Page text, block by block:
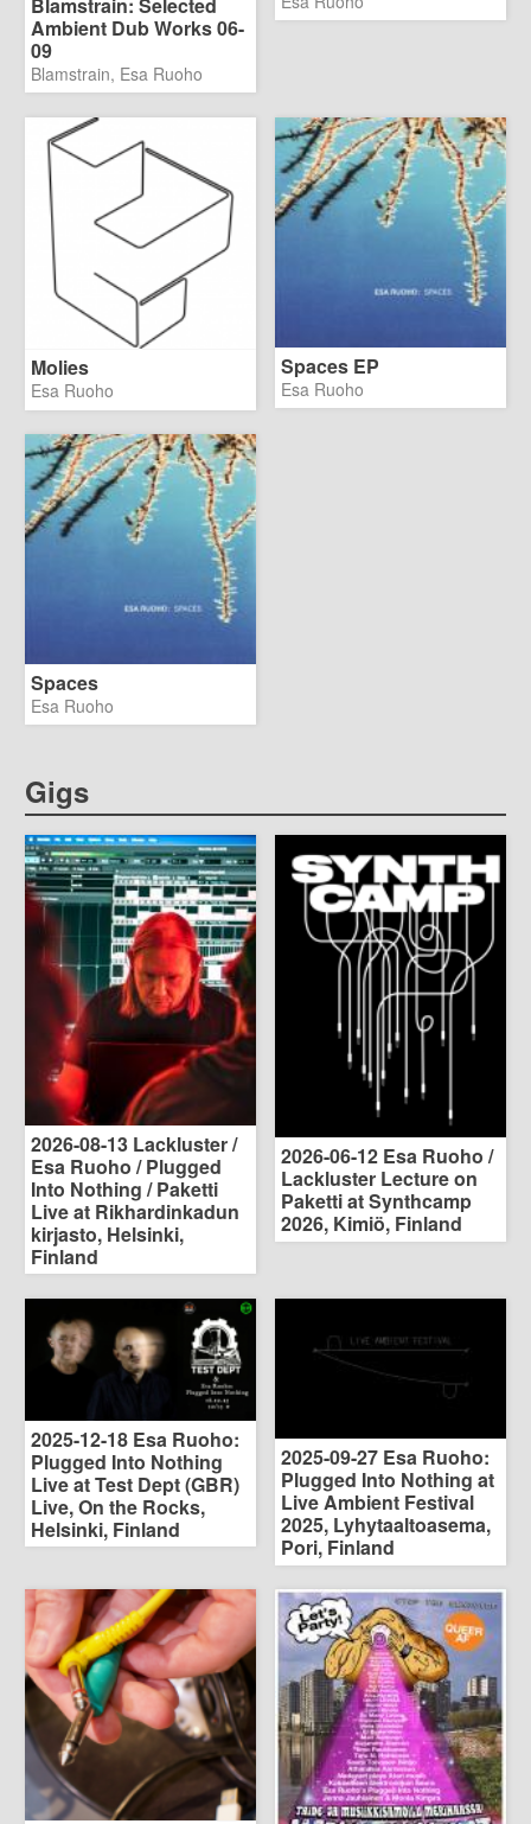
Blamstrain: Selected
Ambient Dub Works 06​-​
09
Blamstrain, Esa Ruoho
Molies
Esa Ruoho
Spaces EP
Esa Ruoho
Spaces
Esa Ruoho
Gigs
2026-08-13 Lackluster /
Esa Ruoho / Plugged
Into Nothing / Paketti
Live at Rikhardinkadun
kirjasto, Helsinki,
Finland
2026-06-12 Esa Ruoho /
Lackluster Lecture on
Paketti at Synthcamp
2026, Kimiö, Finland
2025-12-18 Esa Ruoho:
Plugged Into Nothing
Live at Test Dept (GBR)
Live, On the Rocks,
Helsinki, Finland
2025-09-27 Esa Ruoho:
Plugged Into Nothing at
Live Ambient Festival
2025, Lyhytaaltoasema,
Pori, Finland